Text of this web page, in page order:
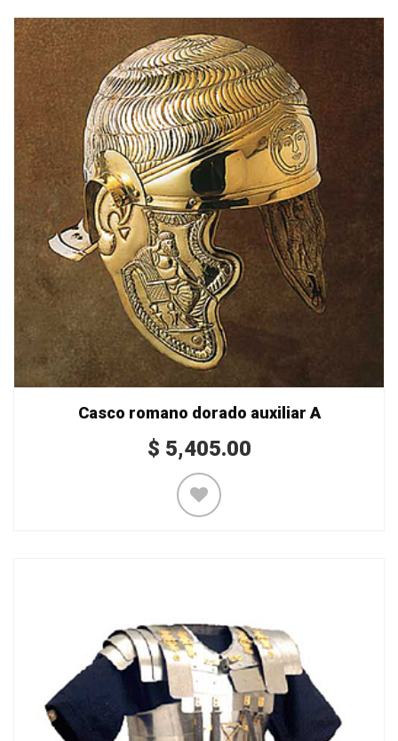
Casco romano dorado auxiliar A
$ 5,405.00